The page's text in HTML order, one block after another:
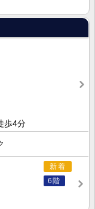
歩4分
新着
6階